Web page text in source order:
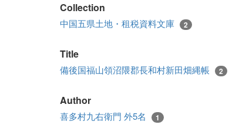
Collection
中国五県土地・租税資料文庫 2
Title
備後国福山領沼隈郡長和村新田畑縄帳 2
Author
喜多村九右衛門 外5名 1